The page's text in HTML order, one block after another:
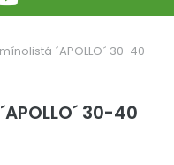
´APOLLO´ 30-40
30-40